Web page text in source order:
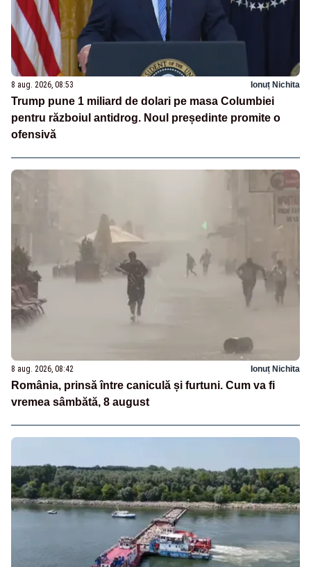
8 aug. 2026, 08:53 Ionuț Nichita
Trump pune 1 miliard de dolari pe masa Columbiei
pentru războiul antidrog. Noul președinte promite o
ofensivă
8 aug. 2026, 08:42 Ionuț Nichita
România, prinsă între caniculă și furtuni. Cum va fi
vremea sâmbătă, 8 august